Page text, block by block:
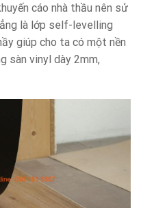
cáo nhà thầu nên sử
là lớp self-levelling
giúp cho ta có một nền
sàn vinyl dày 2mm,